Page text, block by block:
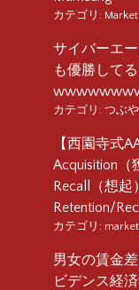
カテゴリ:
サイバーエ
も優勝して
カテゴリ: つぶや
【西園寺式
Acquisition（
Recall（想起
Retention/
カテゴリ:
男女の賃金
ビデンス経